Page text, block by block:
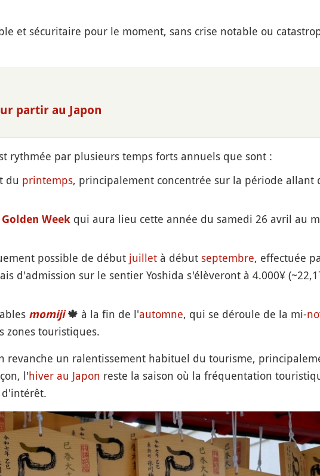
et sécuritaire pour le moment, sans crise notable ou
partir au Japon
rythmée par plusieurs temps forts annuels que sont :
du printemps, principalement concentrée sur la période allant
Golden Weekqui aura lieu cette année du samedi 26 avril au
possible de début juilletà début septembre, effectuée
d'admission sur le sentier Yoshida s'élèveront à 4.000¥
momiji 🍁 à la fin de l'automne, qui se déroule de la mi-
zones touristiques.
revanche un ralentissement habituel du tourisme,
l'hiver au Japon reste la saison où la fréquentation